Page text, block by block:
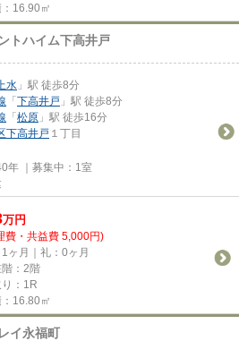
16.90㎡
トハイム下高井戸
水 」駅 徒歩8分
「下高井戸 」駅 徒歩8分
「松原 」駅 徒歩16分
下高井戸 １丁目
年 ｜募集中： 1室
万円
費・共益費 5,000円)
1ヶ月｜礼：0ヶ月
階：2階
り：1R
16.80㎡
イ永福町